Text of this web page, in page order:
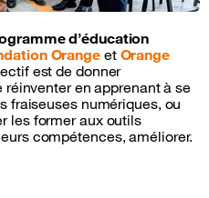
d’éducation
Orangeet Orange
est de donner
réinventer en apprenant à se
fraiseuses numériques, ou
les former aux outils
compétences, améliorer.